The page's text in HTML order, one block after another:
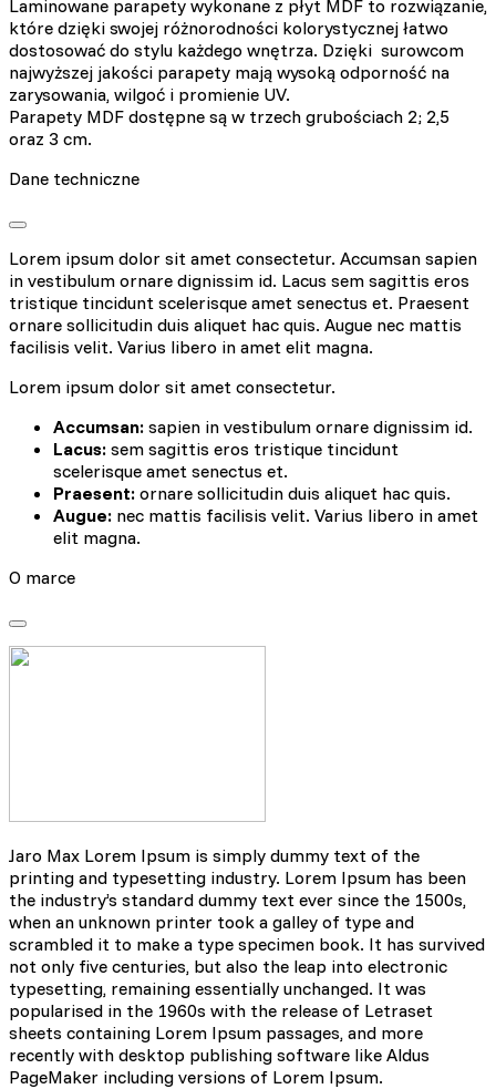
Laminowane parapety wykonane z płyt MDF to rozwiązanie,
które dzięki swojej różnorodności kolorystycznej łatwo
dostosować do stylu każdego wnętrza. Dzięki surowcom
najwyższej jakości parapety mają wysoką odporność na
zarysowania, wilgoć i promienie UV.
Parapety MDF dostępne są w trzech grubościach 2; 2,5
oraz 3 cm.
Dane techniczne
Lorem ipsum dolor sit amet consectetur. Accumsan sapien
in vestibulum ornare dignissim id. Lacus sem sagittis eros
tristique tincidunt scelerisque amet senectus et. Praesent
ornare sollicitudin duis aliquet hac quis. Augue nec mattis
facilisis velit. Varius libero in amet elit magna.
Lorem ipsum dolor sit amet consectetur.
Accumsan: sapien in vestibulum ornare dignissim id.
Lacus: sem sagittis eros tristique tincidunt
scelerisque amet senectus et.
Praesent: ornare sollicitudin duis aliquet hac quis.
Augue: nec mattis facilisis velit. Varius libero in amet
elit magna.
O marce
Jaro Max Lorem Ipsum is simply dummy text of the
printing and typesetting industry. Lorem Ipsum has been
the industry’s standard dummy text ever since the 1500s,
when an unknown printer took a galley of type and
scrambled it to make a type specimen book. It has survived
not only five centuries, but also the leap into electronic
typesetting, remaining essentially unchanged. It was
popularised in the 1960s with the release of Letraset
sheets containing Lorem Ipsum passages, and more
recently with desktop publishing software like Aldus
PageMaker including versions of Lorem Ipsum.